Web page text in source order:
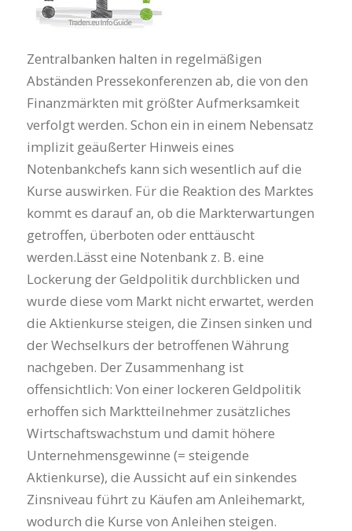
Zentralbanken halten in regelmäßigen
Abständen Pressekonferenzen ab, die von den
Finanzmärkten mit größter Aufmerksamkeit
verfolgt werden. Schon ein in einem Nebensatz
implizit geäußerter Hinweis eines
Notenbankchefs kann sich wesentlich auf die
Kurse auswirken. Für die Reaktion des Marktes
kommt es darauf an, ob die Markterwartungen
getroffen, überboten oder enttäuscht
werden.Lässt eine Notenbank z. B. eine
Lockerung der Geldpolitik durchblicken und
wurde diese vom Markt nicht erwartet, werden
die Aktienkurse steigen, die Zinsen sinken und
der Wechselkurs der betroffenen Währung
nachgeben. Der Zusammenhang ist
offensichtlich: Von einer lockeren Geldpolitik
erhoffen sich Marktteilnehmer zusätzliches
Wirtschaftswachstum und damit höhere
Unternehmensgewinne (= steigende
Aktienkurse), die Aussicht auf ein sinkendes
Zinsniveau führt zu Käufen am Anleihemarkt,
wodurch die Kurse von Anleihen steigen.